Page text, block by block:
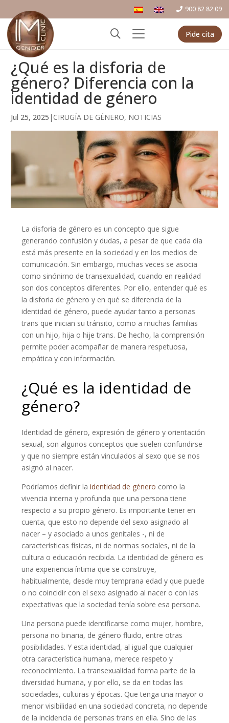
900 82 82 09
Pide cita
¿Qué es la disforia de
género? Diferencia con la
identidad de género
Jul 25, 2025 | CIRUGÍA DE GÉNERO, NOTICIAS
La disforia de género es un concepto que sigue
generando confusión y dudas, a pesar de que cada día
está más presente en la sociedad y en los medios de
comunicación. Sin embargo, muchas veces se asocia
como sinónimo de transexualidad, cuando en realidad
son dos conceptos diferentes. Por ello, entender qué es
la disforia de género y en qué se diferencia de la
identidad de género, puede ayudar tanto a personas
trans que inician su tránsito, como a muchas familias
con un hijo, hija o hije trans. De hecho, la comprensión
permite poder acompañar de manera respetuosa,
empática y con información.
¿Qué es la identidad de
género?
Identidad de género, expresión de género y orientación
sexual, son algunos conceptos que suelen confundirse
y que no siempre están vinculados al sexo que se nos
asignó al nacer.
Podríamos definir la identidad de género como la
vivencia interna y profunda que una persona tiene
respecto a su propio género. Es importante tener en
cuenta, que esto no depende del sexo asignado al
nacer – y asociado a unos genitales -, ni de
características físicas, ni de normas sociales, ni de la
cultura o educación recibida. La identidad de género es
una experiencia íntima que se construye,
habitualmente, desde muy temprana edad y que puede
o no coincidir con el sexo asignado al nacer o con las
expectativas que la sociedad tenía sobre esa persona.
Una persona puede identificarse como mujer, hombre,
persona no binaria, de género fluido, entre otras
posibilidades. Y esta identidad, al igual que cualquier
otra característica humana, merece respeto y
reconocimiento. La transexualidad forma parte de la
diversidad humana, y por ello, se da en todas las
sociedades, culturas y épocas. Que tenga una mayor o
menor visibilidad en una sociedad concreta, no depende
de la incidencia de personas trans en ella. Sino de las